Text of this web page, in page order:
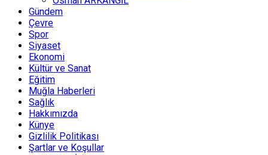
Gündem
Çevre
Spor
Siyaset
Ekonomi
Kültür ve Sanat
Eğitim
Muğla Haberleri
Sağlık
Hakkımızda
Künye
Gizlilik Politikası
Şartlar ve Koşullar